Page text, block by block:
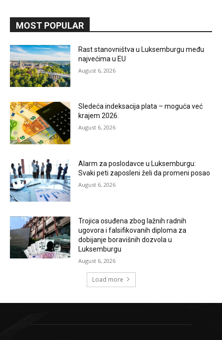
MOST POPULAR
Rast stanovništva u Luksemburgu među
najvećima u EU
August 6, 2026
Sledeća indeksacija plata – moguća već
krajem 2026.
August 6, 2026
Alarm za poslodavce u Luksemburgu:
Svaki peti zaposleni želi da promeni posao
August 6, 2026
Trojica osuđena zbog lažnih radnih
ugovora i falsifikovanih diploma za
dobijanje boravišnih dozvola u
Luksemburgu
August 6, 2026
Load more